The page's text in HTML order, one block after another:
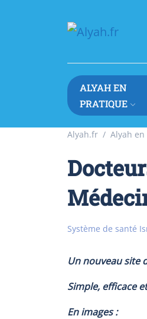
ALYAH EN
PRATIQUE
Alyah.fr Alyah
Système de santé
Un nouveau site
Simple, efficace
En images :